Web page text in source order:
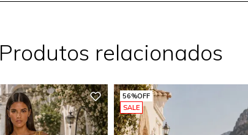
Produtos relacionados
56%OFF
SALE